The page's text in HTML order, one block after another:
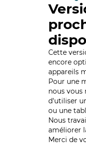
Cette
encore
appareils
Pour une
nous vous
d'utiliser
ou une
Nous
améliorer
Merci de